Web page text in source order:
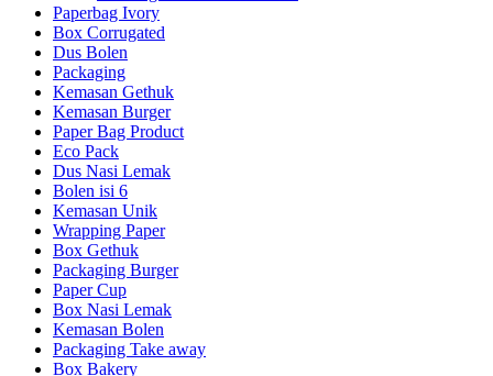
Paperbag Ivory
Box Corrugated
Dus Bolen
Packaging
Kemasan Gethuk
Kemasan Burger
Paper Bag Product
Eco Pack
Dus Nasi Lemak
Bolen isi 6
Kemasan Unik
Wrapping Paper
Box Gethuk
Packaging Burger
Paper Cup
Box Nasi Lemak
Kemasan Bolen
Packaging Take away
Box Bakery